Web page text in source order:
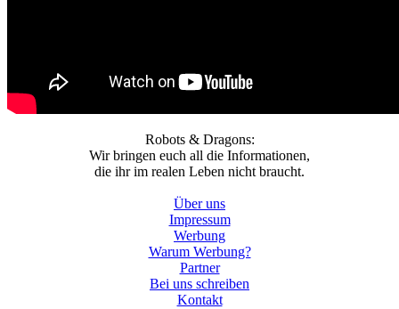
Robots & Dragons:
Wir bringen euch all die Informationen,
die ihr im realen Leben nicht braucht.
Über uns
Impressum
Werbung
Warum Werbung?
Partner
Bei uns schreiben
Kontakt